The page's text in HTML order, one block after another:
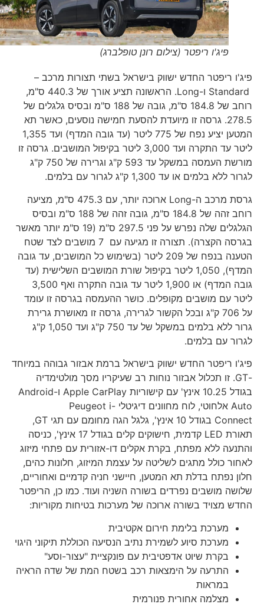
פיג'ו ריפטר (צילום רונן טופלברג)
פיג'ו ריפטר החדש ישווק בישראל בשתי תצורות מרכב –
Standard ו-Long. הראשונה תציע אורך של 440.3 ס"מ,
רוחב של 184.8 ס"מ, גובה של 188 ס"מ ובסיס גלגלים של
278.5. גרסה זו מיועדת להסעת חמישה נוסעים, כאשר תא
המטען יציע נפח של 775 ליטר (עד גובה המדף) ועד 1,355
ליטר עד התקרה ועד 3,000 ליטר בקיפול המושבים. גרסה זו
מורשת העמסה במשקל עד 593 ק"ג וגרירה של 750 ק"ג
לגרור ללא בלמים או עד 1,300 ק"ג לגרור עם בלמים.
גרסת מרכב ה-Long ארוכה יותר, עם 475.3 ס"מ, מציעה
רוחב זהה של 184.8 ס"מ, גובה זהה של 188 ס"מ ובסיס
הגלגלים שלה נפרש על פני 297.5 ס"מ (19 ס"מ יותר מאשר
בגרסה הקצרה). תצורה זו מגיעה עם 7 מושבים לצד שטח
הטענה בנפח של 209 ליטר (בשימוש כל המושבים, עד גובה
המדף), 1,050 ליטר בקיפול שורת המושבים השלישית (עד
גובה המדף) או 1,900 ליטר עד גובה התקרה ואף 3,500
ליטר עם מושבים מקופלים. כושר ההעמסה בגרסה זו עומד
על 706 ק"ג ובכל הקשור לגרירה, גרסה זו מאושרת גרירת
גרור ללא בלמים במשקל של עד 750 ק"ג ועד 1,050 ק"ג
לגרור עם בלמים.
פיג'ו ריפטר החדש ישווק בישראל ברמת אבזור גבוהה במיוחד
-GT. זו תכלול אבזור נוחות רב שעיקריו מסך מולטימדיה
בגודל 10.25 אינץ' עם קישוריות Apple CarPlay ו-Android
Auto אלחוטי, לוח מחוונים דיגיטלי Peugeot i-
Connect בגודל 10 אינץ', גלגל הגה מחומם עם תגי GT,
תאורת LED קדמית, חישוקים קלים בגודל 17 אינץ', כניסה
והתנעה ללא מפתח, בקרת אקלים דו-אזורית עם פתחי מיזוג
לאחור כולל מתגים לשליטה על עצמת המיזוג, חלונות כהים,
חלון נפתח בדלת תא המטען, חיישני חניה קדמיים ואחוריים,
שלושה מושבים נפרדים בשורה השניה ועוד. כמו כן, הריפטר
החדש מצויד בשורה ארוכה של מערכות בטיחות מקוריות:
מערכת בלימת חירום אקטיבית
מערכת סיוע לשמירת נתיב הנסיעה הכוללת תיקוני היגוי
בקרת שיוט אדפטיבית עם פונקציית "עצור-וסע"
התרעה על הימצאות רכב בשטח המת של שדה הראיה
במראות
מצלמה אחורית פנורמית